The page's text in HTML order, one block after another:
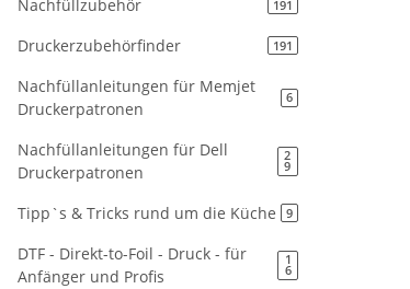
Nachfüllzubehör 191
Druckerzubehörfinder 191
Nachfüllanleitungen für Memjet
Druckerpatronen
6
Nachfüllanleitungen für Dell
Druckerpatronen
2
9
Tipp`s & Tricks rund um die Küche 9
DTF - Direkt-to-Foil - Druck - für
Anfänger und Profis
1
6